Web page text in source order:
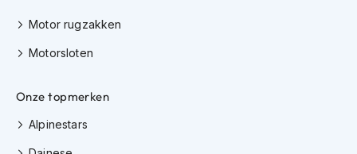
m
n
c
o
Motor rugzakken
Motorsloten
Onze topmerken
Alpinestars